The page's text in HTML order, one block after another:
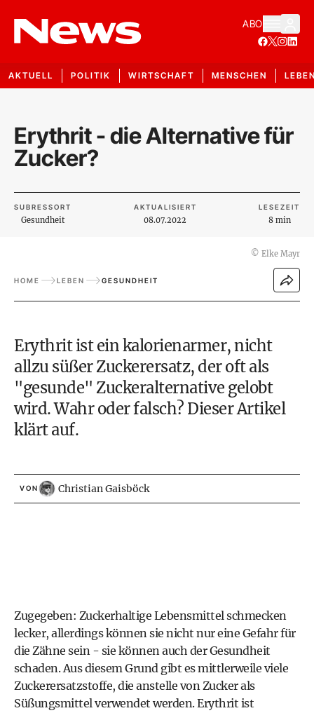
ABO
AKTUELL POLITIK WIRTSCHAFT MENSCHEN
Erythrit - die Alternative für
Zucker?
SUBRESSORT
Gesundheit
AKTUALISIERT
08.07.2022
LESEZEIT
8 min
© Elke Mayr
HOME LEBEN GESUNDHEIT
Erythrit ist ein kalorienarmer, nicht
allzu süßer Zuckerersatz, der oft als
"gesunde" Zuckeralternative gelobt
wird. Wahr oder falsch? Dieser Artikel
klärt auf.
VON Christian Gaisböck
Zugegeben: Zuckerhaltige Lebensmittel schmecken
lecker, allerdings können sie nicht nur eine Gefahr für
die Zähne sein - sie können auch der Gesundheit
schaden. Aus diesem Grund gibt es mittlerweile viele
Zuckerersatzstoffe, die anstelle vonZuckerals
Süßungsmittelverwendet werden. Erythrit ist